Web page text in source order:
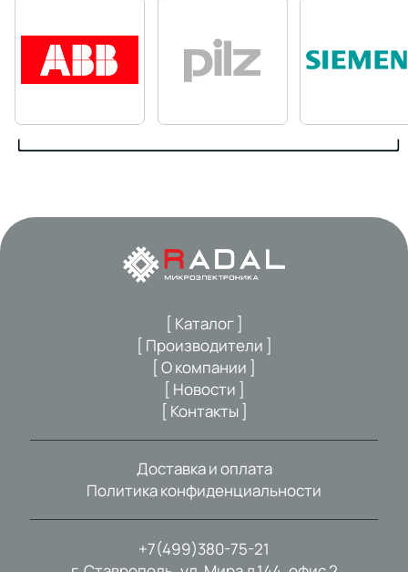
+7(499)380-75-21
[ Каталог ]
[ Производители ]
[ О компании ]
[ Новости ]
[ Контакты ]
Доставка и оплата
Политика конфиденциальности